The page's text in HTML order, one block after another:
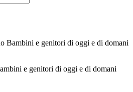
Bambini e genitori di oggi e di domani